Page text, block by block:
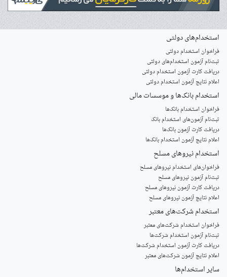
استخدام‌های دولتی
فراخوان استخدام دولتی
ثبت‌نام آزمون‌ استخدام‌های دولتی
دریافت کارت آزمون استخدام دولتی
اعلام نتایج آزمون استخدام دولتی
استخدام‌ بانک‌ها و موسسات مالی
فراخوان استخدام بانک‌ها
‌ثبت‌نام آزمون‌های استخدام بانک
دریافت کارت آزمون بانک‌ها
اعلام نتایج آزمون استخدام بانک‌ها
استخدام‌ نیروهای مسلح
‌فراخوان‌های استخدام‌ نیروهای مسلح
ثبت‌نام آزمون نیروهای مسلح
دریافت کارت آزمون نیروهای مسلح
اعلام نتایج آزمون نیروهای مسلح
استخدام‌ شرکت‌های معتبر
فراخوان استخدام شرکت‌های معتبر
ثبت‌نام آزمون استخدام شرکت‌ها
دریافت کارت آزمون استخدام شرکت‌ها
اعلام نتایج آزمون شرکت‌های معتبر
سایر استخدام‌ها